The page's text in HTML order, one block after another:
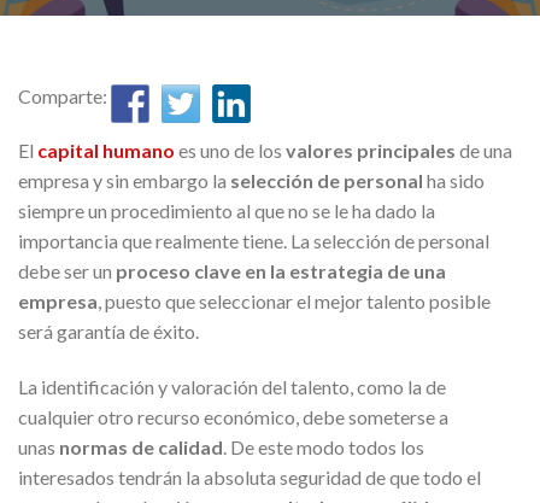
Comparte:
El capital humano es uno de los valores principales de una
empresa y sin embargo la selección de personal ha sido
siempre un procedimiento al que no se le ha dado la
importancia que realmente tiene. La selección de personal
debe ser un proceso clave en la estrategia de una
empresa, puesto que seleccionar el mejor talento posible
será garantía de éxito.
La identificación y valoración del talento, como la de
cualquier otro recurso económico, debe someterse a
unas normas de calidad . De este modo todos los
interesados tendrán la absoluta seguridad de que todo el